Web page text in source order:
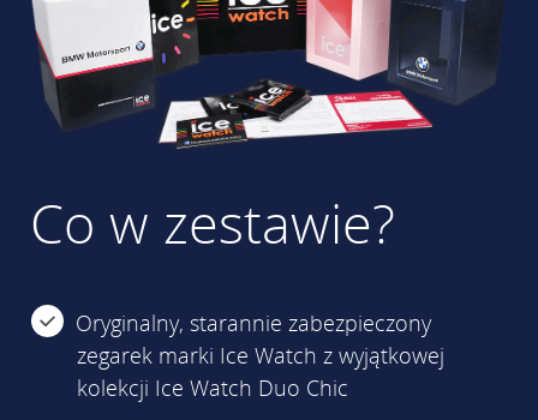
Co w zestawie?
Oryginalny, starannie zabezpieczony
zegarek marki Ice Watch z wyjątkowej
kolekcji Ice Watch Duo Chic